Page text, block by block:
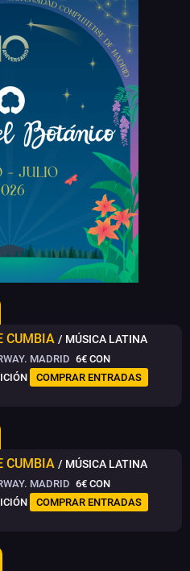
CUMBIA / MÚSICA LATINA
MADRID 6€ CON
COMPRAR ENTRADAS
CUMBIA / MÚSICA LATINA
MADRID 6€ CON
COMPRAR ENTRADAS